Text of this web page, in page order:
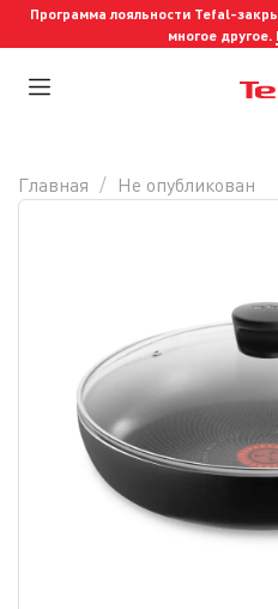
Программа лояльности Tefal-
многое другое.
Главная Не опубликован